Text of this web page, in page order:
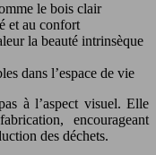
le bois clair
et au confort
la beauté intrinsèque
dans l’espace de vie
à l’aspect visuel. Elle
encourageant
des déchets.